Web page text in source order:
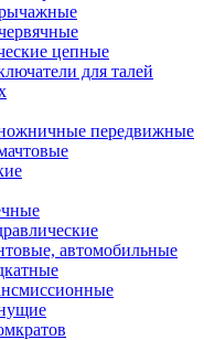
цепные
для талей
передвижные
автомобильные